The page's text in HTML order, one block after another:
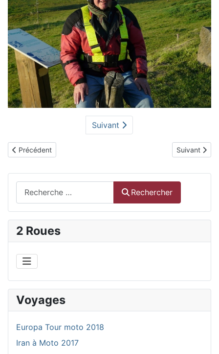
Suivant
Article précédent : Randonnée Bretagne. Avril 2010
Précédent Article
Suivant
Rechercher
2 Roues
Voyages
Europa Tour moto 2018
Iran à Moto 2017